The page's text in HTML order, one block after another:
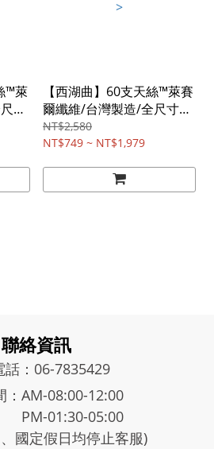
™萊
寸
被
【西湖曲】60支天絲™萊賽
爾纖維/台灣製造/全尺寸供
應 / <單人/雙人/加大/特大/
床包枕套組/鋪棉兩用被>
NT$2,580
NT$749 ~ NT$1,979
聯絡資訊
話：06-7835429
：AM-08:00-12:00
05:00
國定假日均停止客服)